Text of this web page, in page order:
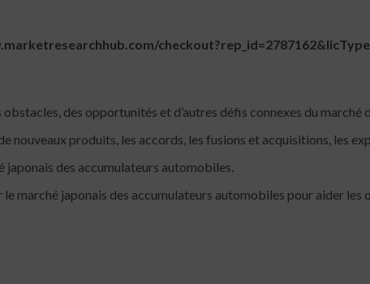
des opportunités et d’autres défis connexes du marché
nouveaux produits, les accords, les fusions et acquisitions, les
des accumulateurs automobiles.
marché japonais des accumulateurs automobiles pour aider